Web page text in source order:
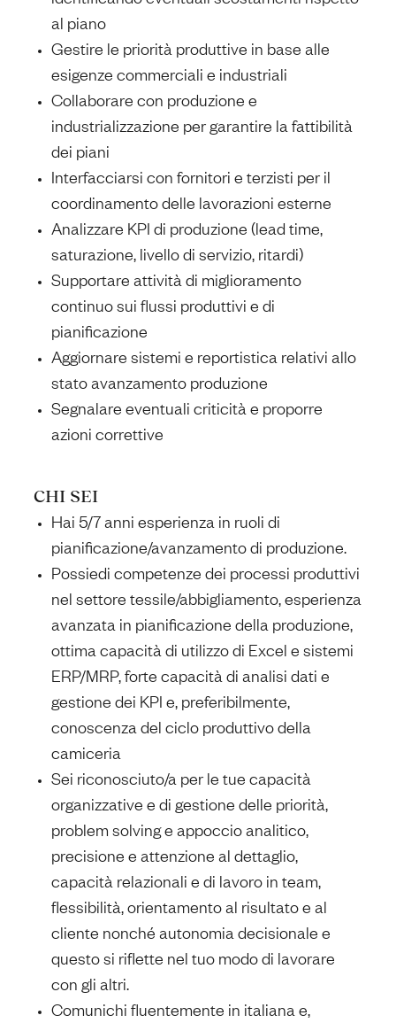
al piano
Gestire le priorità produttive in base alle
esigenze commerciali e industriali
Collaborare con produzione e
industrializzazione per garantire la fattibilità
dei piani
Interfacciarsi con fornitori e terzisti per il
coordinamento delle lavorazioni esterne
Analizzare KPI di produzione (lead time,
saturazione, livello di servizio, ritardi)
Supportare attività di miglioramento
continuo sui flussi produttivi e di
pianificazione
Aggiornare sistemi e reportistica relativi allo
stato avanzamento produzione
Segnalare eventuali criticità e proporre
azioni correttive
CHI SEI
Hai 5/7 anni esperienza in ruoli di
pianificazione/avanzamento di produzione.
Possiedi competenze dei processi produttivi
nel settore tessile/abbigliamento, esperienza
avanzata in pianificazione della produzione,
ottima capacità di utilizzo di Excel e sistemi
ERP/MRP, forte capacità di analisi dati e
gestione dei KPI e, preferibilmente,
conoscenza del ciclo produttivo della
camiceria
Sei riconosciuto/a per le tue capacità
organizzative e di gestione delle priorità,
problem solving e appoccio analitico,
precisione e attenzione al dettaglio,
capacità relazionali e di lavoro in team,
flessibilità, orientamento al risultato e al
cliente nonché autonomia decisionale e
questo si riflette nel tuo modo di lavorare
con gli altri.
Comunichi fluentemente in italiana e,